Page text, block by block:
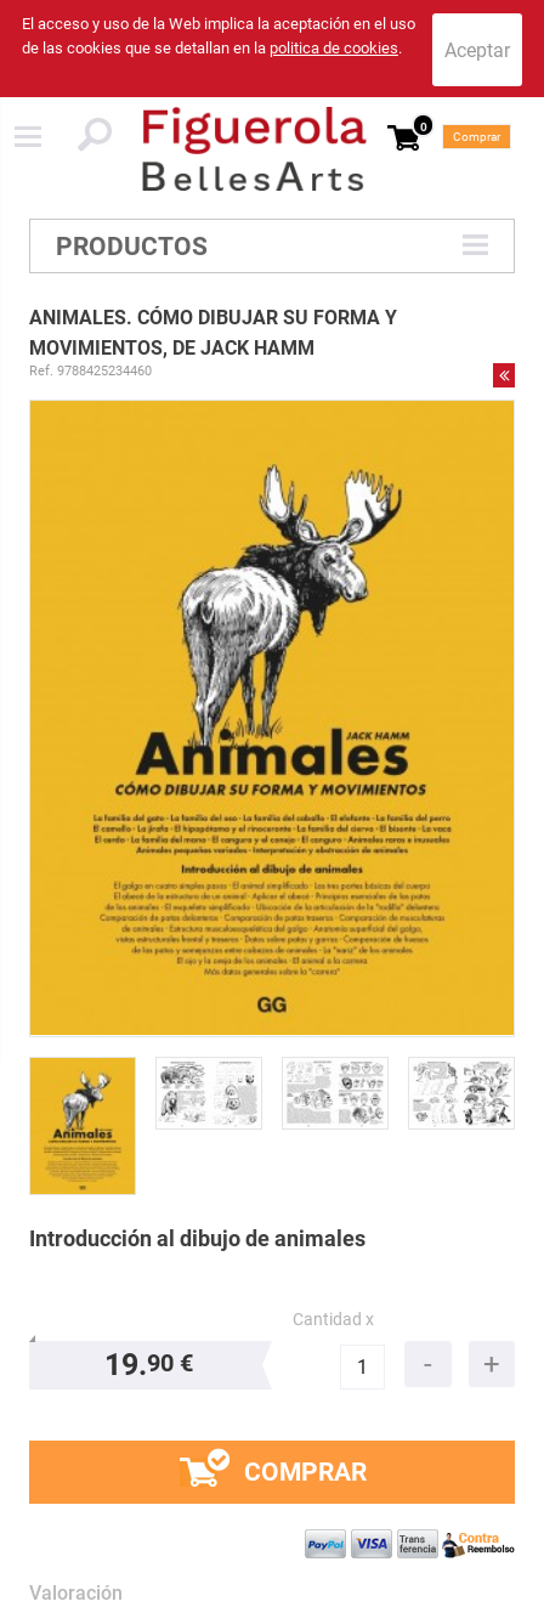
El acceso y uso de la Web implica la aceptación en el uso
de las cookies que se detallan en la politica de cookies.
0
Comprar
PRODUCTOS
ANIMALES. CÓMO DIBUJAR SU FORMA Y
MOVIMIENTOS, DE JACK HAMM
Ref. 9788425234460
Introducción al dibujo de animales
19.90 €
Cantidad x
COMPRAR
Valoración